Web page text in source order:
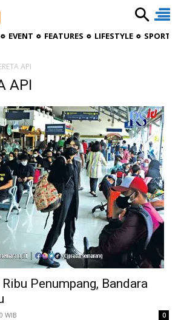
EVENT FEATURES LIFESTYLE
API
API
Penumpang, Bandara
WIB 0